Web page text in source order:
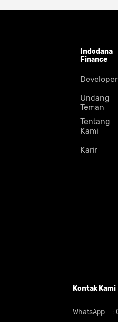
Indodana
Finance
Developer
Undang
Teman
Tentang
Kami
Karir
Kontak Kami
WhatsApp :